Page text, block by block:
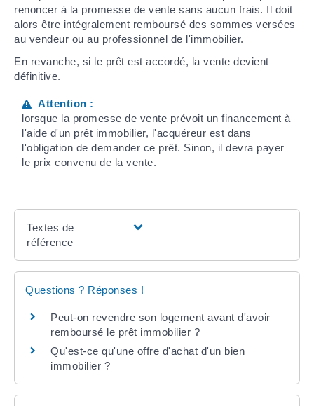
renoncer à la promesse de vente sans aucun frais. Il doit
alors être intégralement remboursé des sommes versées
au vendeur ou au professionnel de l'immobilier.
En revanche, si le prêt est accordé, la vente devient
définitive.
Attention :
lorsque la promesse de vente prévoit un financement à
l'aide d'un prêt immobilier, l'acquéreur est dans
l'obligation de demander ce prêt. Sinon, il devra payer
le prix convenu de la vente.
Textes de
référence
Questions ? Réponses !
Peut-on revendre son logement avant d'avoir
remboursé le prêt immobilier ?
Qu'est-ce qu'une offre d'achat d'un bien
immobilier ?